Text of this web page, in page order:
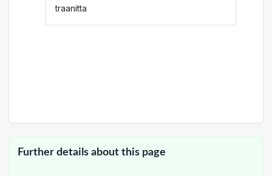
traanitta
Further details about this page